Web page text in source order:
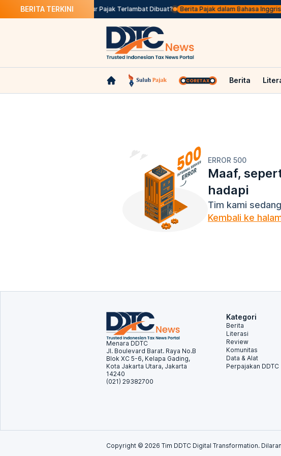
BERITA TERKINI
Lolos Seleksi Apa Itu Faktur Pajak Terlambat Dibuat? Berita Pajak dalam Bahasa Inggris,
Berita
ERROR 500
Maaf,
hadapi
Tim kami
Kembali ke
Menara DDTC
Jl. Boulevard Barat. Raya No.B
Blok XC 5-6, Kelapa Gading,
Kota Jakarta Utara, Jakarta
14240
(021) 29382700
Kategori
Berita
Literasi
Review
Komunitas
Data & Alat
Perpajakan DDTC
Copyright © 2026 Tim DDTC Digital Transformation.